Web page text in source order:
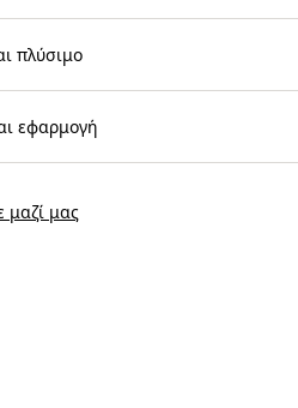
πλύσιμο
εφαρμογή
μαζί μας